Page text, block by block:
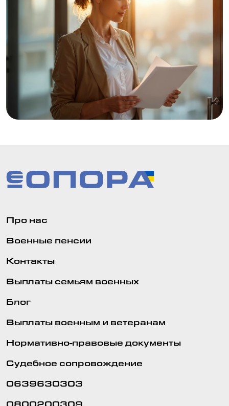
Про нас
Военные пенсии
Контакты
Выплаты семьям военных
Блог
Выплаты военным и ветеранам
Нормативно-правовые документы
Судебное сопровождение
0639630303
0800200309